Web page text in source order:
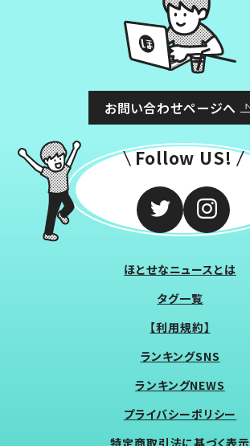
お問い合わせページへ
Follow US!
ほとせなニュースとは
タグ一覧
【利用規約】
ランキングSNS
ランキングNEWS
プライバシーポリシー